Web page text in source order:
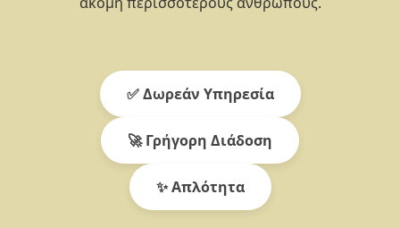
✅ Δωρεάν Υπηρεσία
🚀 Γρήγορη Διάδοση
✨ Απλότητα